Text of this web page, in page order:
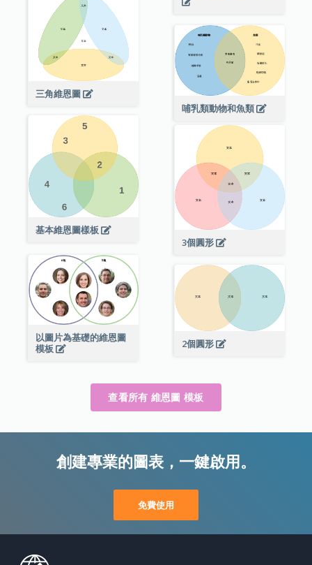
三角維恩圖
哺乳類動物和魚類
基本維恩圖樣板
3個圓形
以圖片為基礎的維恩圖
模板
2個圓形
查看所有 維恩圖 模板
創建專業的圖表，一鍵啟用。
免費使用